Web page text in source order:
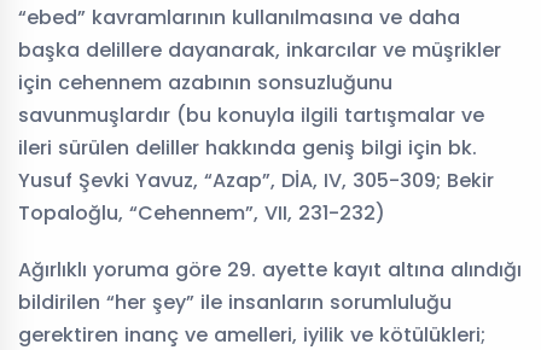
“ebed” kavramlarının kullanılmasına ve daha
başka delillere dayanarak, inkarcılar ve müşrikler
için cehennem azabının sonsuzluğunu
savunmuşlardır (bu konuyla ilgili tartışmalar ve
ileri sürülen deliller hakkında geniş bilgi için bk.
Yusuf Şevki Yavuz, “Azap”, DİA, IV, 305-309; Bekir
Topaloğlu, “Cehennem”, VII, 231-232)
Ağırlıklı yoruma göre 29. ayette kayıt altına alındığı
bildirilen “her şey” ile insanların sorumluluğu
gerektiren inanç ve amelleri, iyilik ve kötülükleri;